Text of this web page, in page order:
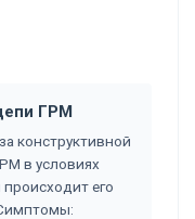
ГРМ
конструктивной
в условиях
его